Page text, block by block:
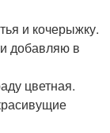
и кочерыжку.
добавляю в
цветная.